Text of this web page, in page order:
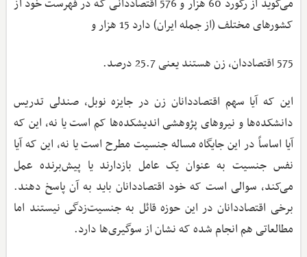
می‌گوید از رکورد 60 هزار و 576 اقتصاددانی که در فهرست خود از
کشورهای مختلف (از جمله ایران) دارد 15 هزار و
575 اقتصاددان، زن هستند یعنی 25.7 درصد.
این که آیا سهم اقتصاددانان زن در جایزه نوبل، صندلی تدریس
دانشکده‌ها و نیروهای پژوهشی اندیشکده‌ها کم است یا نه، این که
آیا اساساً در این جایگاه مساله جنسیت مطرح است یا نه، این که آیا
نفس جنسیت به عنوان یک عامل بازدارند یا پیش‌برنده عمل
می‌کند، سوالی است که خود اقتصاددانان باید به آن پاسخ دهند.
برخی اقتصاددانان در این حوزه قائل به جنسیت‌زدگی نیستند اما
مطالعاتی هم انجام شده که نشان از سوگیری‌ها دارد.